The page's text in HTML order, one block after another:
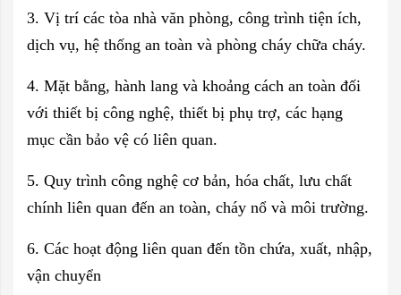
3. Vị trí các tòa nhà văn phòng, công trình tiện ích,
dịch vụ, hệ thống an toàn và phòng cháy chữa cháy.
4. Mặt bằng, hành lang và khoảng cách an toàn đối
với thiết bị công nghệ, thiết bị phụ trợ, các hạng
mục cần bảo vệ có liên quan.
5. Quy trình công nghệ cơ bản, hóa chất, lưu chất
chính liên quan đến an toàn, cháy nổ và môi trường.
6. Các hoạt động liên quan đến tồn chứa, xuất, nhập,
vận chuyển